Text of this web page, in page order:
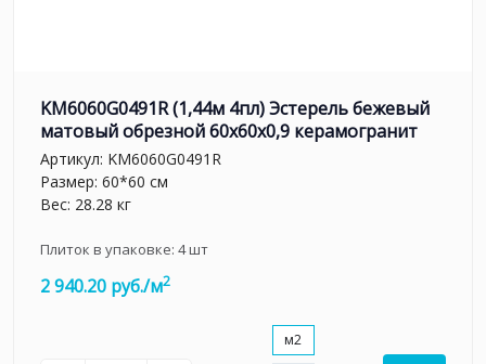
KM6060G0491R (1,44м 4пл) Эстерель бежевый
матовый обрезной 60x60x0,9 керамогранит
Артикул: KM6060G0491R
Размер: 60*60 см
Вес: 28.28 кг
Плиток в упаковке: 4шт
2 940.20 руб./м2
м2